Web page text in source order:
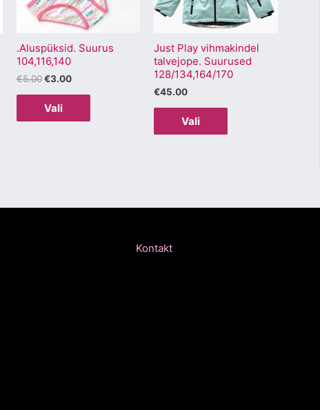
.Aluspüksid. Suurus
104,116,140
€5.00 €3.00
Vali
Valikuid
saab
teha
Just Play vihmakindel
talvejope. Suurused
128/134,164/170
€45.00
Vali
Valikuid
saab
teha
tootelehel.
Kontakt